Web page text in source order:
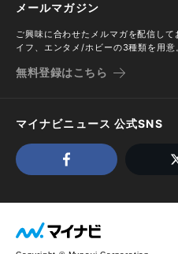
メールマガジン
ご興味に合わせたメルマガを配信し
イフ、エンタメ/ホビーの3種類を用意
無料登録はこちら
マイナビニュース 公式SNS